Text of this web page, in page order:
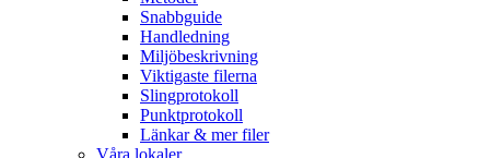
Snabbguide
Handledning
Miljöbeskrivning
Viktigaste filerna
Slingprotokoll
Punktprotokoll
Länkar & mer filer
Våra lokaler